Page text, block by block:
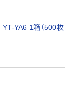
YA6 1箱（500枚